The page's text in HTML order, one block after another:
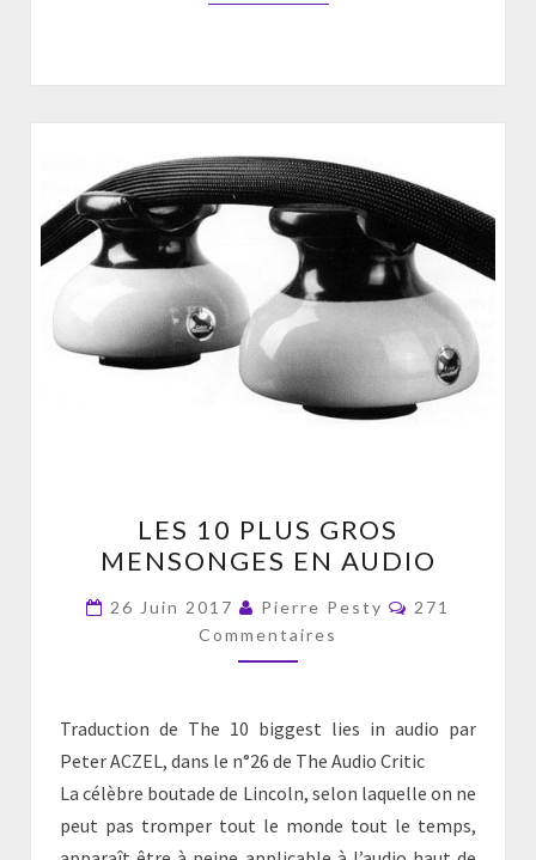
10
PLUS
GROS
MENSONGES
EN
LES 10 PLUS GROS
MENSONGES EN AUDIO
26 Juin 2017 Pierre Pesty
271
Commentaires
Traduction de The 10 biggest lies in audio par
Peter ACZEL, dans le n°26 de The Audio Critic
La célèbre boutade de Lincoln, selon laquelle on ne
peut pas tromper tout le monde tout le temps,